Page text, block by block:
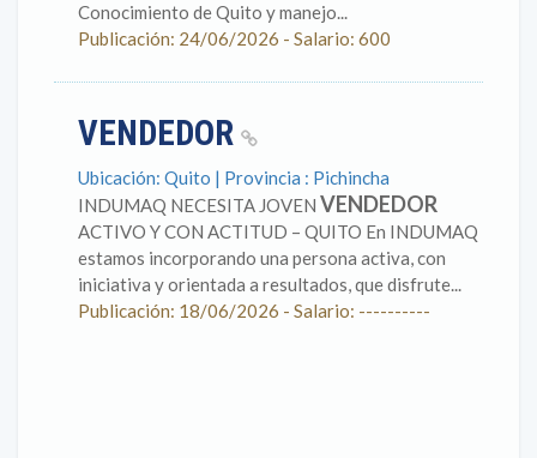
Conocimiento de Quito y manejo...
Publicación: 24/06/2026 - Salario: 600
VENDEDOR
Ubicación: Quito | Provincia : Pichincha
INDUMAQ NECESITA JOVEN VENDEDOR
ACTIVO Y CON ACTITUD – QUITO En INDUMAQ
estamos incorporando una persona activa, con
iniciativa y orientada a resultados, que disfrute...
Publicación: 18/06/2026 - Salario: ----------